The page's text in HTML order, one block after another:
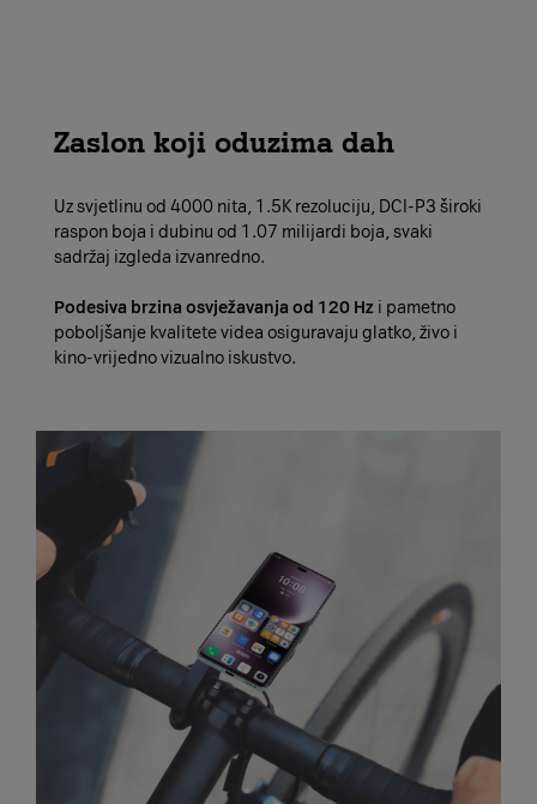
Zaslon koji oduzima dah
Uz svjetlinu od 4000 nita, 1.5K rezoluciju, DCI-P3 široki
raspon boja i dubinu od 1.07 milijardi boja, svaki
sadržaj izgleda izvanredno.
Podesiva brzina osvježavanja od 120 Hz i pametno
poboljšanje kvalitete videa osiguravaju glatko, živo i
kino-vrijedno vizualno iskustvo.